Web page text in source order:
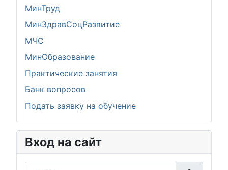
МинТруд
МинЗдравСоцРазвитие
МЧС
МинОбразование
Практические занятия
Банк вопросов
Подать заявку на обучение
Вход на сайт